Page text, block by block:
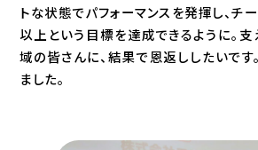
トな状態でパフォーマンスを発揮し、チ
以上という目標を達成できるように。支
域の皆さんに、結果で恩返ししたいです
ました。